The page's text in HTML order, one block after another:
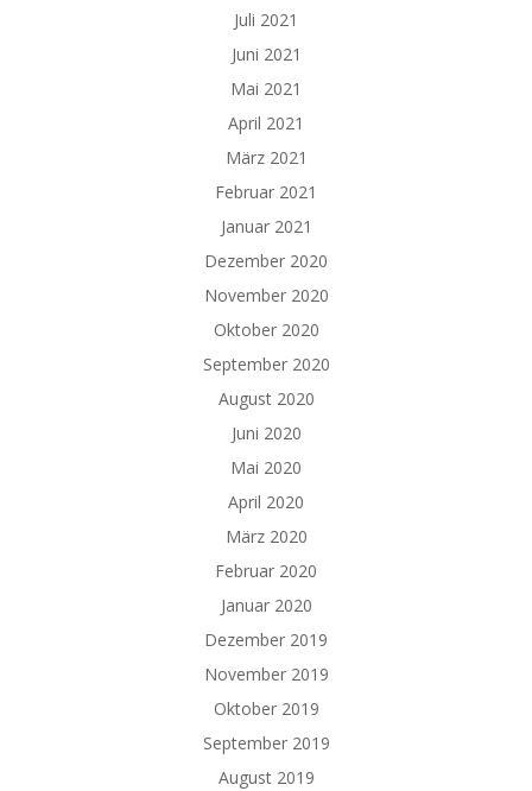
Juli 2021
Juni 2021
Mai 2021
April 2021
März 2021
Februar 2021
Januar 2021
Dezember 2020
November 2020
Oktober 2020
September 2020
August 2020
Juni 2020
Mai 2020
April 2020
März 2020
Februar 2020
Januar 2020
Dezember 2019
November 2019
Oktober 2019
September 2019
August 2019